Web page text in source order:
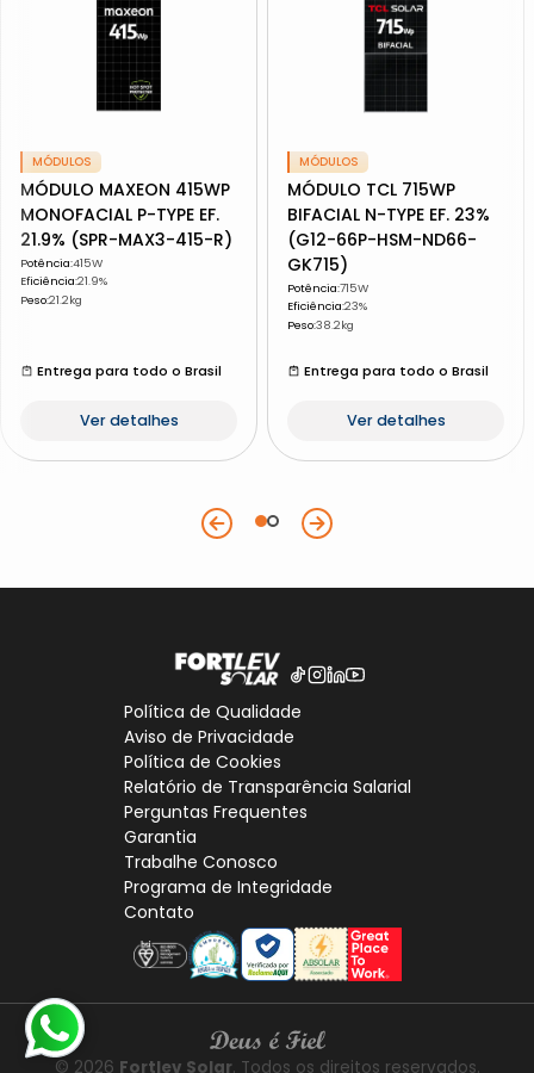
MÓDULOS
MÓDULO MAXEON 415WP
MONOFACIAL P-TYPE EF.
21.9% (SPR-MAX3-415-R)
Potência:415W
Eficiência:21.9%
Peso:21.2kg
Entrega para todo o Brasil
Ver detalhes
MÓDULOS
MÓDULO TCL 715WP
BIFACIAL N-TYPE EF. 23%
(G12-66P-HSM-ND66-
GK715)
Potência:715W
Eficiência:23%
Peso:38.2kg
Entrega para todo o Brasil
Ver detalhes
Política de Qualidade
Aviso de Privacidade
Política de Cookies
Relatório de Transparência Salarial
Perguntas Frequentes
Garantia
Trabalhe Conosco
Programa de Integridade
Contato
© 2026 Fortlev Solar. Todos os direitos reservados.